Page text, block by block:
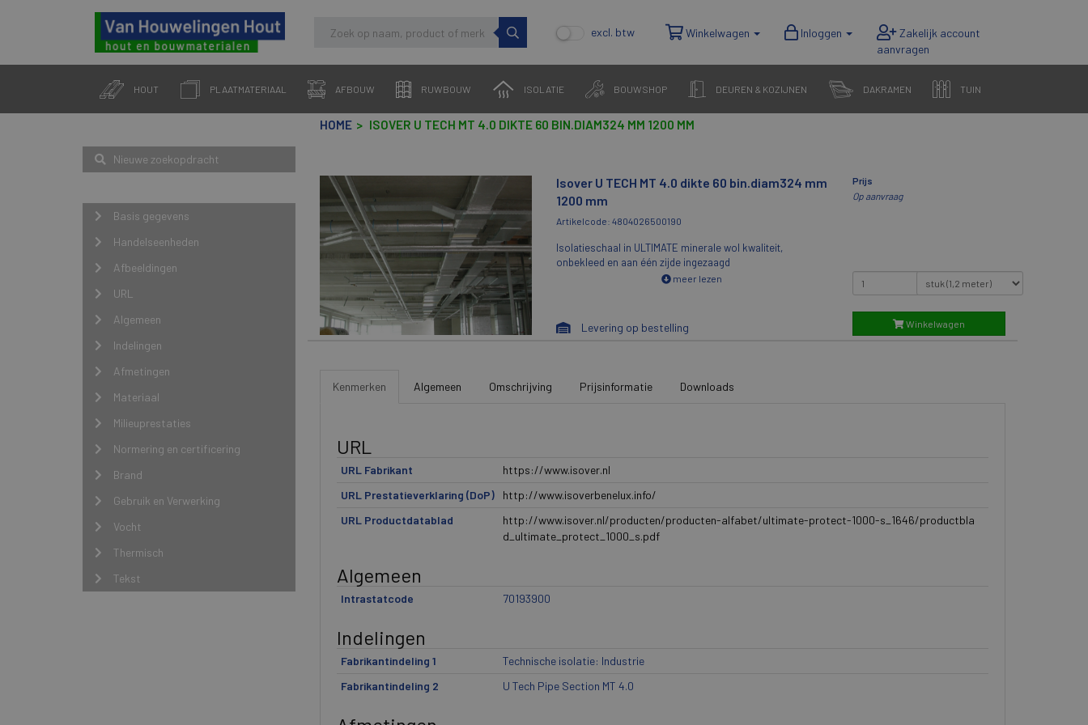
excl. btw Winkelwagen Inloggen
HOUT PLAATMATERIAAL AFBOUW RUWBOUW ISOLATIE BOUWSHOP DEUREN & KOZIJNEN DAKRAMEN TUIN
Nieuwe zoekopdracht
Basis gegevens
Handelseenheden
Afbeeldingen
URL
Algemeen
Indelingen
Afmetingen
Materiaal
Milieuprestaties
Normering en certificering
Brand
Gebruik en Verwerking
Vocht
Thermisch
Tekst
HOME ISOVER U TECH MT 4.0 DIKTE 60 BIN.DIAM324 MM 1200 MM
Isover U TECH MT 4.0 dikte 60 bin.diam324 mm
1200 mm
Artikelcode: 4804026500190
Isolatieschaal in ULTIMATE minerale wol kwaliteit,
onbekleed en aan één zijde ingezaagd
meer lezen
Levering op bestelling
Prijs
Op aanvraag
Winkelwagen
Kenmerken Algemeen Omschrijving Prijsinformatie Downloads
URL
URL Fabrikant
https://www.isover.nl
URL Prestatieverklaring (DoP)
http://www.isoverbenelux.info/
URL Productdatablad
http://www.isover.nl/producten/producten-alfabet/ultimate-protect-1000-s_1646/productbla
d_ultimate_protect_1000_s.pdf
Algemeen
Intrastatcode 70193900
Indelingen
Fabrikantindeling 1
Technische isolatie: Industrie
Fabrikantindeling 2
U Tech Pipe Section MT 4.0